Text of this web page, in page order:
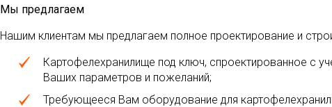
Мы предлагаем
Нашим клиентам мы предлагаем полное проектирование и
Картофелехранилище под ключ, спроектированное с
Ваших параметров и пожеланий;
Требующееся Вам оборудование для